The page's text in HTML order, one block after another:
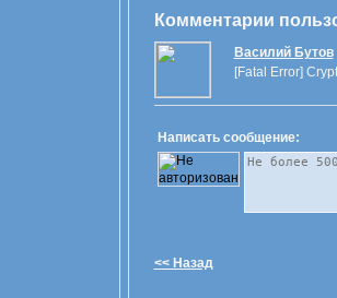
Комментарии
Василий Бутов
[Fatal Error]
Написать сообщение:
<< Назад